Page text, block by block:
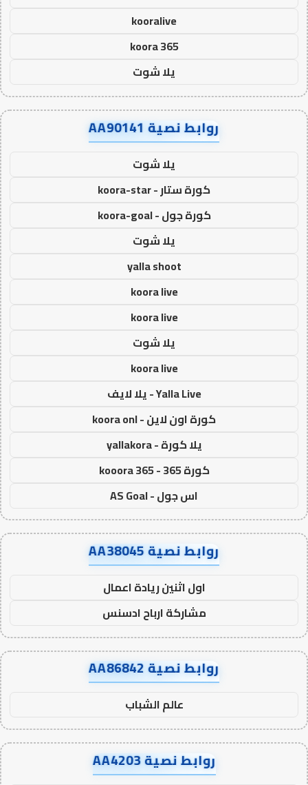
kooralive
koora 365
يلا شوت
روابط نصية AA90141
يلا شوت
كورة ستار - koora-star
كورة جول - koora-goal
يلا شوت
yalla shoot
koora live
koora live
يلا شوت
koora live
Yalla Live - يلا لايف
كورة اون لاين - koora onl
يلا كورة - yallakora
كورة 365 - kooora 365
اس جول - AS Goal
روابط نصية AA38045
اول اثنين ريادة اعمال
مشاركة ارباح ادسنس
روابط نصية AA86842
عالم الشباب
روابط نصية AA4203